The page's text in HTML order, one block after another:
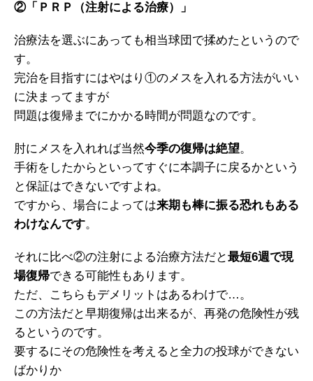
②「ＰＲＰ（注射による治療）」
治療法を選ぶにあっても相当球団で揉めたというので
す。
完治を目指すにはやはり①のメスを入れる方法がいい
に決まってますが
問題は復帰までにかかる時間が問題なのです。
肘にメスを入れれば当然今季の復帰は絶望。
手術をしたからといってすぐに本調子に戻るかという
と保証はできないですよね。
ですから、場合によっては来期も棒に振る恐れもある
わけなんです。
それに比べ②の注射による治療方法だと最短6週で現
場復帰できる可能性もあります。
ただ、こちらもデメリットはあるわけで…。
この方法だと早期復帰は出来るが、再発の危険性が残
るというのです。
要するにその危険性を考えると全力の投球ができない
ばかりか